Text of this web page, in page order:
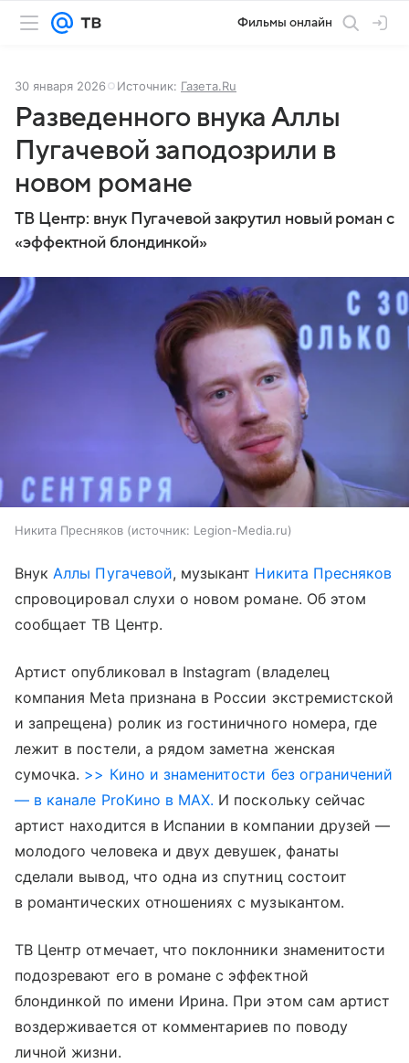
Фильмы онлайн
30 января 2026 Источник: Газета.Ru
Разведенного внука Аллы
Пугачевой заподозрили в
новом романе
ТВ Центр: внук Пугачевой закрутил новый роман с
«эффектной блондинкой»
Никита Пресняков источник: Legion-Media.ru
ВнукАллы Пугачевой, музыкант Никита Пресняков
спровоцировал слухи о новом романе. Об этом
сообщает ТВ Центр.
Артист опубликовал в Instagram (владелец
компания Meta признана в России экстремистской
и запрещена) ролик из гостиничного номера, где
лежит в постели, а рядом заметна женская
сумочка. >> Кино и знаменитости без ограничений
— в канале ProКино в MAX. И поскольку сейчас
артист находится в Испании в компании друзей —
молодого человека и двух девушек, фанаты
сделали вывод, что одна из спутниц состоит
в романтических отношениях с музыкантом.
ТВ Центр отмечает, что поклонники знаменитости
подозревают его в романе с эффектной
блондинкой по имени Ирина. При этом сам артист
воздерживается от комментариев по поводу
личной жизни.